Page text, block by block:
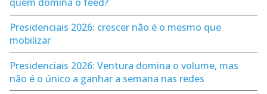
Presidenciais 2026: crescer não é o mesmo que
mobilizar
Presidenciais 2026: Ventura domina o volume, mas
não é o único a ganhar a semana nas redes